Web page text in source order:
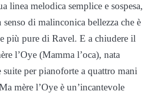
linea melodica semplice e sospesa,
di malinconica bellezza che è
più pure di Ravel. E a chiudere il
l’Oye (Mamma l’oca), nata
per pianoforte a quattro mani
mère l’Oye è un’incantevole